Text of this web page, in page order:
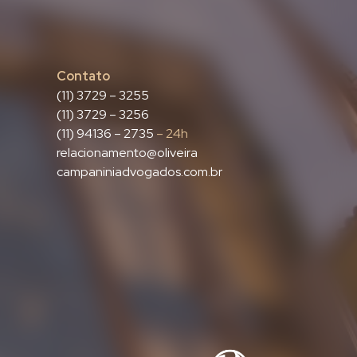
Contato
(11) 3729 – 3255
(11) 3729 – 3256
(11) 94136 – 2735 – 24h
relacionamento@oliveira
campaniniadvogados.com.br